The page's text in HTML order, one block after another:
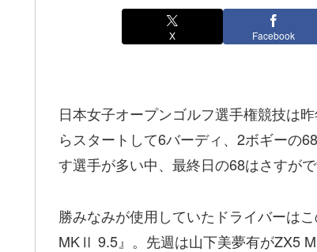
X Facebook
日本女子オープンゴルフ選手権競技は
らスタートして6バーディ、2ボギーの
す選手が多い中、最終日の68はさすがで
勝みなみが使用していたドライバーは
MKⅡ 9.5』。先週は山下美夢有がZX5